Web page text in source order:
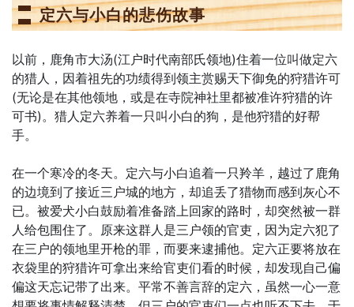
定六与小白的悲伤故事
以前，鹿角市大汤(江户时代南部氏领地)住着一位叫做定六
的猎人，因着祖先的功绩得到领主赏赐天下御免的狩猎许可
(无论是在其他领地，或是在寺院神社里都被准许狩猎的许
可书)。猎人定六养着一只叫小白的狗，是他狩猎的好帮
手。
在一个寒冷的冬天。定六与小白追着一只羚羊，越过了鹿角
的边境到了接近三户城的地方，却追丢了猎物而感到灰心不
已。被爱犬小白鼓励着准备踏上回家的路时，却突然被一群
人给包围住了。原来这群人是三户领的官吏，因为定六犯了
在三户的领地里开枪的罪，而要来逮捕他。定六正要将放在
衣袋里的狩猎许可拿出来给官吏们看的时候，却发现自己偏
偏这天忘记带了出来。平常不善言辞的定六，虽然一心一意